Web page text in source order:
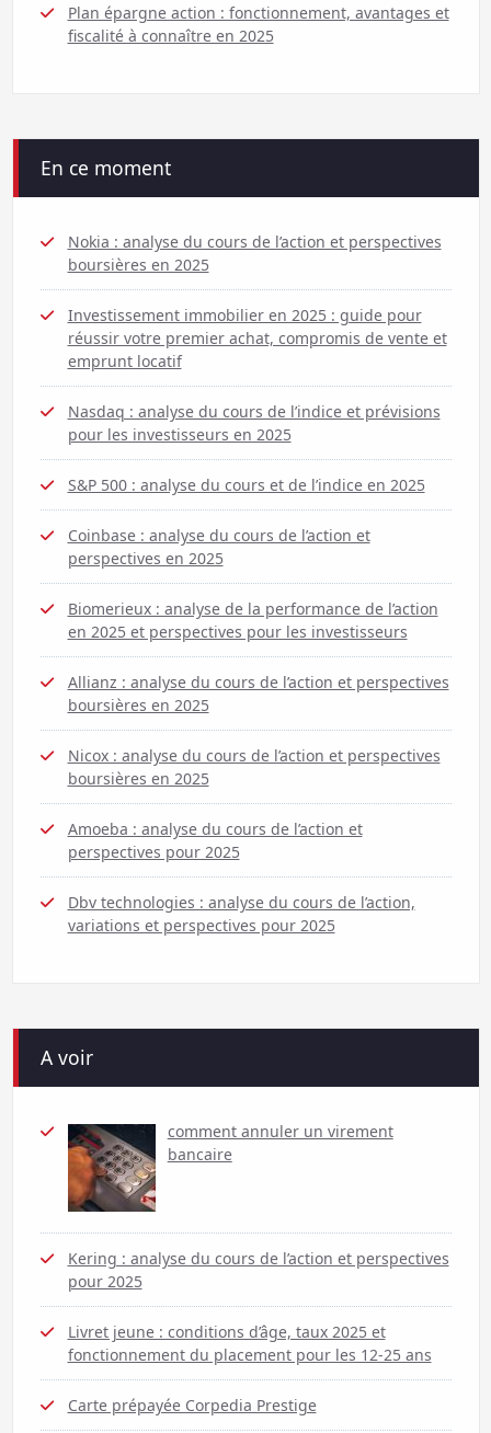
Plan épargne action : fonctionnement, avantages et
fiscalité à connaître en 2025
En ce moment
Nokia : analyse du cours de l’action et perspectives
boursières en 2025
Investissement immobilier en 2025 : guide pour
réussir votre premier achat, compromis de vente et
emprunt locatif
Nasdaq : analyse du cours de l’indice et prévisions
pour les investisseurs en 2025
S&P 500 : analyse du cours et de l’indice en 2025
Coinbase : analyse du cours de l’action et
perspectives en 2025
Biomerieux : analyse de la performance de l’action
en 2025 et perspectives pour les investisseurs
Allianz : analyse du cours de l’action et perspectives
boursières en 2025
Nicox : analyse du cours de l’action et perspectives
boursières en 2025
Amoeba : analyse du cours de l’action et
perspectives pour 2025
Dbv technologies : analyse du cours de l’action,
variations et perspectives pour 2025
A voir
comment annuler un virement
bancaire
Kering : analyse du cours de l’action et perspectives
pour 2025
Livret jeune : conditions d’âge, taux 2025 et
fonctionnement du placement pour les 12-25 ans
Carte prépayée Corpedia Prestige